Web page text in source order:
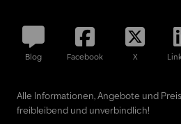
Blog Facebook X
Alle Informationen, Angebote und
freibleibend und unverbindlich!